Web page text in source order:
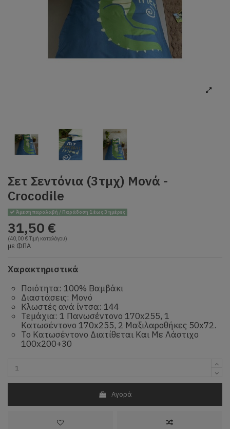
Σετ Σεντόνια (3τμχ) Μονά -
Crocodile
Άμεση παραλαβή / Παράδοση 1 έως 3 ημέρες
31,50 €
(40,00 € Τιμή καταλόγου)
με ΦΠΑ
Χαρακτηριστικά
Ποιότητα: 100% Βαμβάκι
Διαστάσεις: Μονό
Κλωστές ανά ίντσα: 144
Τεμάχια: 1 Πανωσέντονο 170x255, 1
Κατωσέντονο 170x255, 2 Μαξιλαροθήκες 50x72.
Το Κατωσέντονο Διατίθεται Και Με Λάστιχο
100x200+30
Αγορά